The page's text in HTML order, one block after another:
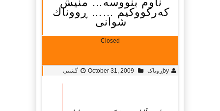
که‌رکووکیم …… ڕووناك
شوانی
Closed
by ڕوناک October 31, 2009 گشتی